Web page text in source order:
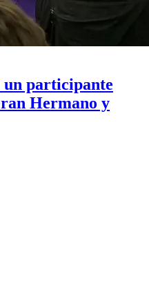
un participante
Hermano y